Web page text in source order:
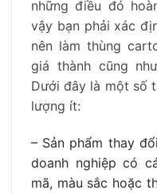
những điều đó
vậy bạn phải xác
nên làm thùng
giá thành cũng
Dưới đây là một số
lượng ít:
– Sản phẩm thay
doanh nghiệp có
mã, màu sắc hoặc